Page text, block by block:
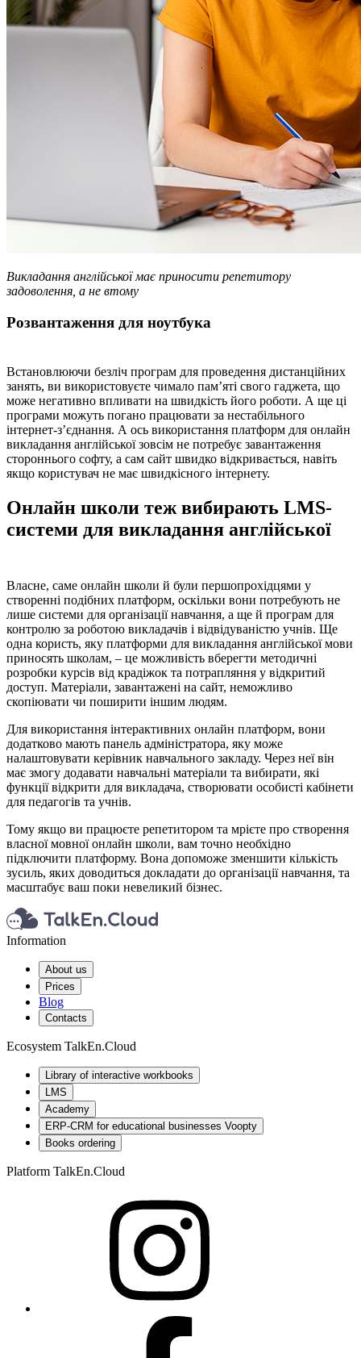
Викладання англійської має приносити репетитору
задоволення, а не втому
Розвантаження для ноутбука
Встановлюючи безліч програм для проведення дистанційних
занять, ви використовуєте чимало пам’яті свого гаджета, що
може негативно впливати на швидкість його роботи. А ще ці
програми можуть погано працювати за нестабільного
інтернет-з’єднання. А ось використання платформ для онлайн
викладання англійської зовсім не потребує завантаження
стороннього софту, а сам сайт швидко відкривається, навіть
якщо користувач не має швидкісного інтернету.
Онлайн школи теж вибирають LMS-
системи для викладання англійської
Власне, саме онлайн школи й були першопрохідцями у
створенні подібних платформ, оскільки вони потребують не
лише системи для організації навчання, а ще й програм для
контролю за роботою викладачів і відвідуваністю учнів. Ще
одна користь, яку платформи для викладання англійської мови
приносять школам, – це можливість вберегти методичні
розробки курсів від крадіжок та потрапляння у відкритий
доступ. Матеріали, завантажені на сайт, неможливо
скопіювати чи поширити іншим людям.
Для використання інтерактивних онлайн платформ, вони
додатково мають панель адміністратора, яку може
налаштовувати керівник навчального закладу. Через неї він
має змогу додавати навчальні матеріали та вибирати, які
функції відкрити для викладача, створювати особисті кабінети
для педагогів та учнів.
Тому якщо ви працюєте репетитором та мрієте про створення
власної мовної онлайн школи, вам точно необхідно
підключити платформу. Вона допоможе зменшити кількість
зусиль, яких доводиться докладати до організації навчання, та
масштабує ваш поки невеликий бізнес.
Information
About us
Prices
Blog
Contacts
Ecosystem TalkEn.Cloud
Library of interactive workbooks
LMS
Academy
ERP-CRM for educational businesses Voopty
Books ordering
Platform TalkEn.Cloud